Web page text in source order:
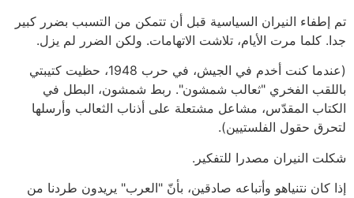
تم إطفاء النيران السياسية قبل أن تتمكن من التسبب بضرر كبير
جدا. كلما مرت الأيام، تلاشت الاتهامات. ولكن الضرر لم يزل.
(عندما كنت أخدم في الجيش، في حرب 1948، حظيت كتيبتي
باللقب الفخري "ثعالب شمشون". ربط شمشون، البطل في
الكتاب المقدّس، مشاعل مشتعلة على أذناب الثعالب وأرسلها
لتحرق حقول الفلستيين).
شكلت النيران مصدرا للتفكير.
إذا كان نتنياهو وأتباعه صادقين، بأنّ "العرب" يريدون طردنا من